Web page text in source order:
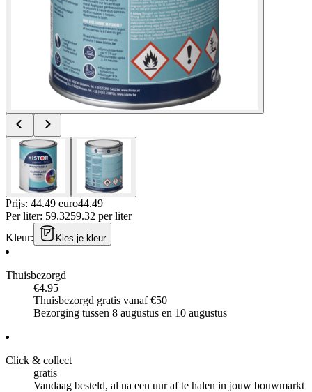
Prijs: 44.49 euro44.49
Per liter: 59.3259.32 per liter
Kleur: Kies je kleur
Thuisbezorgd
€4.95
Thuisbezorgd gratis vanaf €50
Bezorging tussen 8 augustus en 10 augustus
Click & collect
gratis
Vandaag besteld, al na een uur af te halen in jouw bouwmarkt